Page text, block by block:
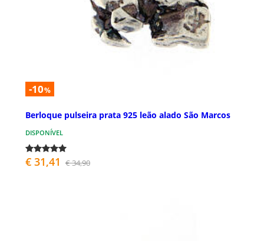
-10%
Berloque pulseira prata 925 leão alado São Marcos
DISPONÍVEL
€ 31,41 € 34,90